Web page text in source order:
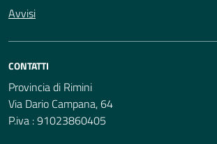
Avvisi
CONTATTI
Provincia di Rimini
Via Dario Campana, 64
P.iva : 91023860405